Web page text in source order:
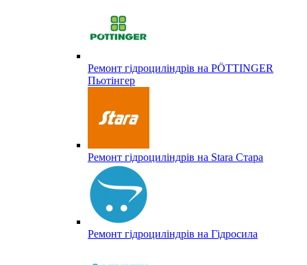
Ремонт гідроциліндрів на PÖTTINGER
Пьотінгер
Ремонт гідроциліндрів на Stara Стара
Ремонт гідроциліндрів на Гідросила